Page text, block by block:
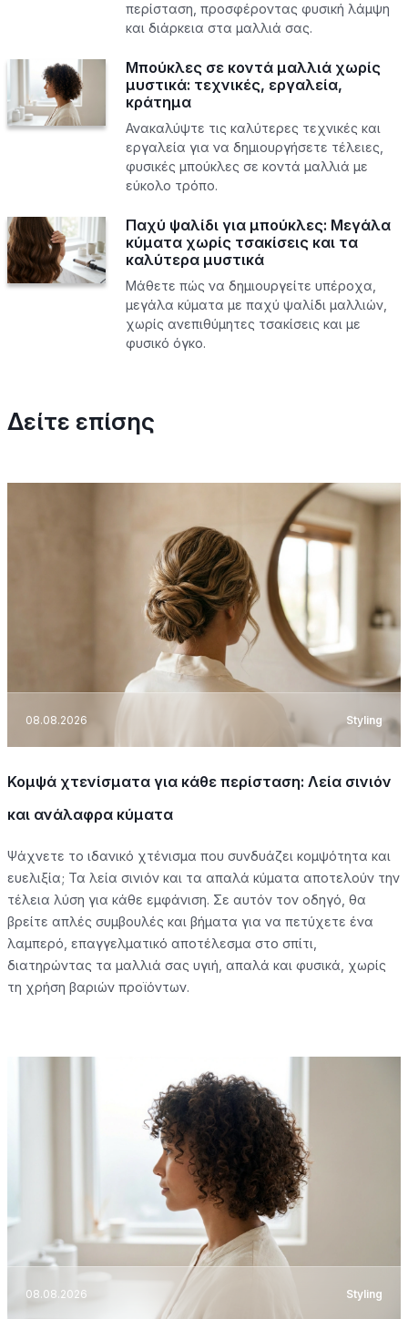
περίσταση, προσφέροντας φυσική λάμψη
και διάρκεια στα μαλλιά σας.
Μπούκλες σε κοντά μαλλιά χωρίς
μυστικά: τεχνικές, εργαλεία,
κράτημα
Ανακαλύψτε τις καλύτερες τεχνικές και
εργαλεία για να δημιουργήσετε τέλειες,
φυσικές μπούκλες σε κοντά μαλλιά με
εύκολο τρόπο.
Παχύ ψαλίδι για μπούκλες: Μεγάλα
κύματα χωρίς τσακίσεις και τα
καλύτερα μυστικά
Μάθετε πώς να δημιουργείτε υπέροχα,
μεγάλα κύματα με παχύ ψαλίδι μαλλιών,
χωρίς ανεπιθύμητες τσακίσεις και με
φυσικό όγκο.
Δείτε επίσης
08.08.2026 Styling
Κομψά χτενίσματα για κάθε περίσταση: Λεία σινιόν
και ανάλαφρα κύματα
Ψάχνετε το ιδανικό χτένισμα που συνδυάζει κομψότητα και
ευελιξία; Τα λεία σινιόν και τα απαλά κύματα αποτελούν την
τέλεια λύση για κάθε εμφάνιση. Σε αυτόν τον οδηγό, θα
βρείτε απλές συμβουλές και βήματα για να πετύχετε ένα
λαμπερό, επαγγελματικό αποτέλεσμα στο σπίτι,
διατηρώντας τα μαλλιά σας υγιή, απαλά και φυσικά, χωρίς
τη χρήση βαριών προϊόντων.
08.08.2026 Styling